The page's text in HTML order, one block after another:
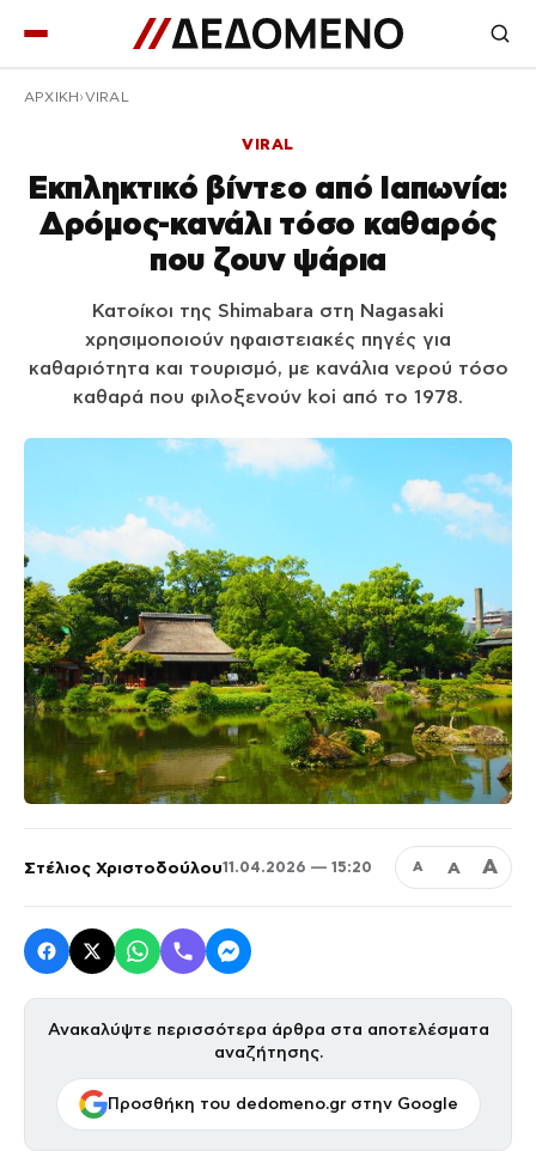
ΑΡΧΙΚΉ VIRAL
VIRAL
Εκπληκτικό βίντεο από Ιαπωνία:
Δρόμος-κανάλι τόσο καθαρός
που ζουν ψάρια
Κατοίκοι της Shimabara στη Nagasaki
χρησιμοποιούν ηφαιστειακές πηγές για
καθαριότητα και τουρισμό, με κανάλια νερού τόσο
καθαρά που φιλοξενούν koi από το 1978.
Στέλιος Χριστοδούλου11.04.2026 — 15:20 Α Α Α
Ανακαλύψτε περισσότερα άρθρα στα αποτελέσματα
αναζήτησης.
Προσθήκη του dedomeno.gr στην Google